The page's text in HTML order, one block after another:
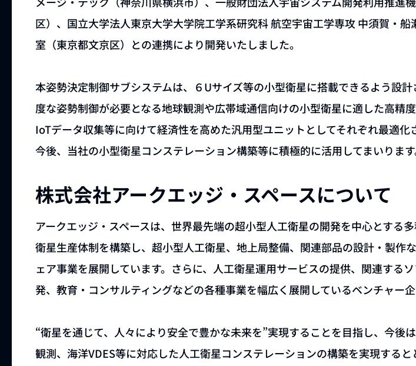
区）、国立大学法人東京大学大学院工学系研究科 航空宇宙工学専攻 中須賀・船
室（東京都文京区）との連携により開発いたしました。
本姿勢決定制御サブシステムは、６Uサイズ等の小型衛星に搭載できるよう設計
度な姿勢制御が必要となる地球観測や広帯域通信向けの小型衛星に適した高精度
IoTデータ収集等に向けて経済性を高めた汎用型ユニットとしてそれぞれ最適化
今後、当社の小型衛星コンステレーション構築等に積極的に活用してまいります
株式会社アークエッジ・スペースについて
アークエッジ・スペースは、世界最先端の超小型人工衛星の開発を中心とする
衛星生産体制を構築し、超小型人工衛星、地上局整備、関連部品の設計・製作
ェア事業を展開しています。さらに、人工衛星運用サービスの提供、関連する
発、教育・コンサルティングなどの各種事業を幅広く展開しているベンチャー企
“衛星を通じて、人々により安全で豊かな未来を”実現することを目指し、今後
観測、海洋VDES等に対応した人工衛星コンステレーションの構築を実現すると